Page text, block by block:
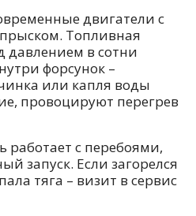
двигатели с
Топливная
давлением в сотни
форсунок –
или капля воды
провоцируют перегрев
с перебоями,
запуск. Если загорелся
тяга – визит в сервис